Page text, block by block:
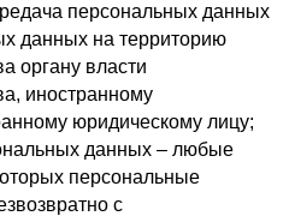
персональных данных
данных на территорию
органу власти
иностранному
юридическому лицу;
данных – любые
персональные
с